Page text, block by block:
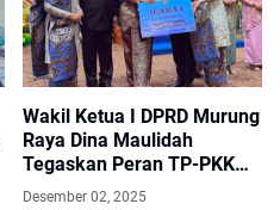
Wakil Ketua I DPRD Murung
Raya Dina Maulidah
Tegaskan Peran TP-PKK
Sebagai Penggerak
Desember 02, 2025